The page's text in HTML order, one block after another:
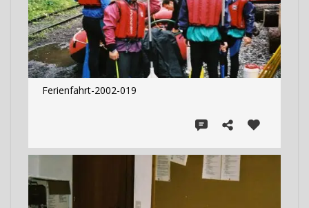
Ferienfahrt-2002-019